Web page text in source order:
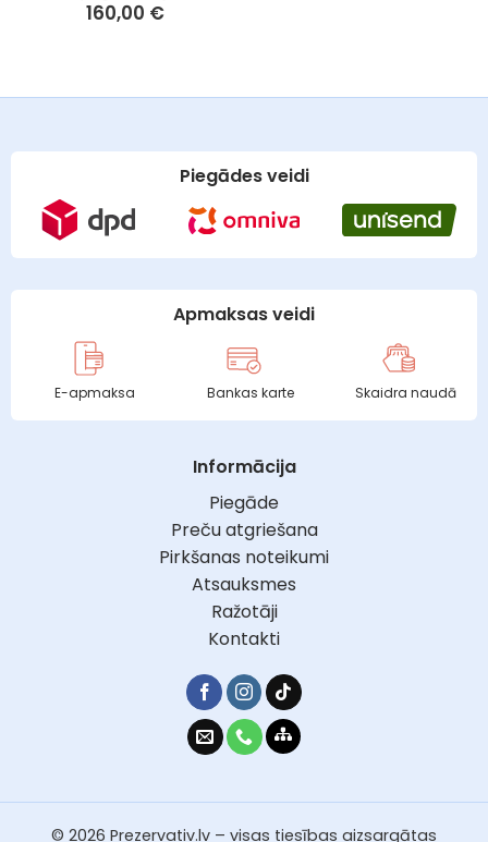
160,00 €
Piegādes veidi
Apmaksas veidi
E-apmaksa Bankas karte Skaidra naudā
Informācija
Piegāde
Preču atgriešana
Pirkšanas noteikumi
Atsauksmes
Ražotāji
Kontakti
© 2026 Prezervativ.lv – visas tiesības aizsargātas